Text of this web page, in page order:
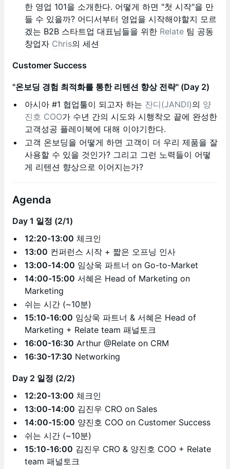
한 영업 101을 소개한다. 어떻게 하면 "첫 시작"을 만
들 수 있을까? 어디서부터 영업을 시작해야할지 모르
겠는 B2B 스타트업 대표님들을 위한 Relate 팀 공동
창업자 Chris의 세션
Customer Success
"온보딩 경험 최적화를 통한 리텐션 향상 전략" (Day 2)
아시아 #1 협업툴이 되고자 하는 잔디(JANDI)의 양
진호 COO가 수년 간의 시도와 시행착오 끝에 완성한
고객성공 플레이북에 대해 이야기한다.
고객 온보딩을 어떻게 하면 고객이 더 우리 제품을 잘
사용할 수 있을 것인가? 그리고 그런 노력들이 어떻
게 리텐션 향상으로 이어지는가?
Agenda
Day 1 일정 (2/1)
12:20-13:00 체크인
13:00 ​ 컨퍼런스 시작 + 짧은 오프닝 인사
13:00-14:00 임상욱 파트너 on Go-to-Market
​14:00-15:00 서혜은 Head of Marketing on
Marketing
​쉬는 시간 (~10분)​
15:10-16:00 임상욱 파트너 & 서혜은 Head of
Marketing + Relate team 패널토크
​16:00-16:30 Arthur @Relate on CRM
​16:30-17:30 Networking
Day 2 일정 (2/2)
12:20-13:00 체크인
​13:00-14:00 김진우 CRO on Sales
​14:00-15:00 양진호 COO on Customer Success
​쉬는 시간 (~10분)
​15:10-16:00 김진우 CRO & 양진호 COO + Relate
team 패널토크